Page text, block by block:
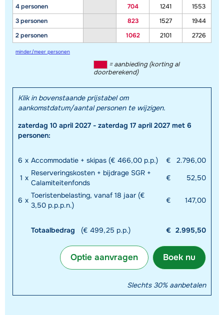
4 personen
3 personen
2 personen
704 1241
1553
823
1527
1944
1062
2101 2726
minder/meer personen
= aanbieding (korting al
doorberekend)
Klik in bovenstaande prijstabel om
aankomstdatum/aantal personen te wijzigen.
zaterdag 10 april 2027 - zaterdag 17 april 2027 met 6
personen:
6 x Accommodatie + skipas (€ 466,00 p.p.) €
2.796,00
1 x
Reserveringskosten + bijdrage SGR +
Calamiteitenfonds
€ 52,50
6 x
Toeristenbelasting, vanaf 18 jaar (€
3,50 p.p.p.n.)
€ 147,00
Totaalbedrag (€ 499,25 p.p.) € 2.995,50
Boek nu
Optie aanvragen
Slechts 30% aanbetalen